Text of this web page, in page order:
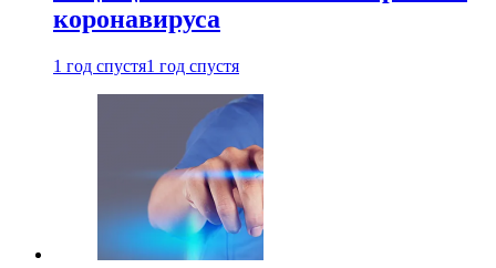
коронавируса
1 год спустя1 год спустя